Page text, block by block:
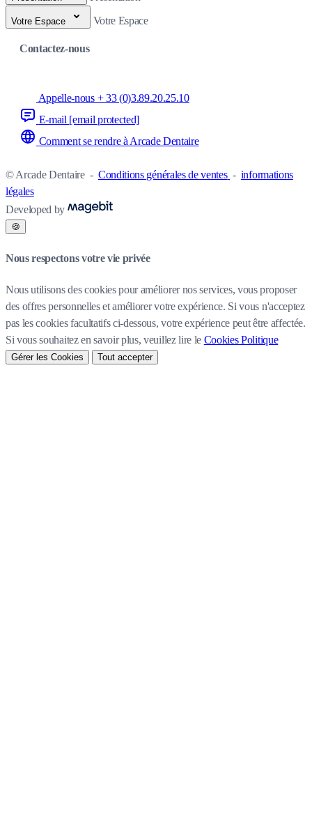
Votre Espace Votre Espace
Contactez-nous
Appelle-nous + 33 (0)3.89.20.25.10
E-mail [email protected]
Comment se rendre à Arcade Dentaire
© Arcade Dentaire - Conditions générales de ventes - informations
légales
Developed by
🍪
Nous respectons votre vie privée
Nous utilisons des cookies pour améliorer nos services, vous proposer
des offres personnelles et améliorer votre expérience. Si vous n'acceptez
pas les cookies facultatifs ci-dessous, votre expérience peut être affectée.
Si vous souhaitez en savoir plus, veuillez lire le Cookies Politique
Gérer les Cookies Tout accepter